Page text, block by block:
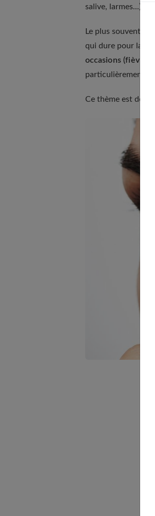
salive, larmes...).
Le plus souvent,
qui dure pour la
occasions (fièvre,
particulièrement
Ce thème est